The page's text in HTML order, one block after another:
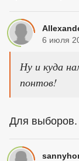
6 июля
Ну и куда
понтов!
Для выборов.